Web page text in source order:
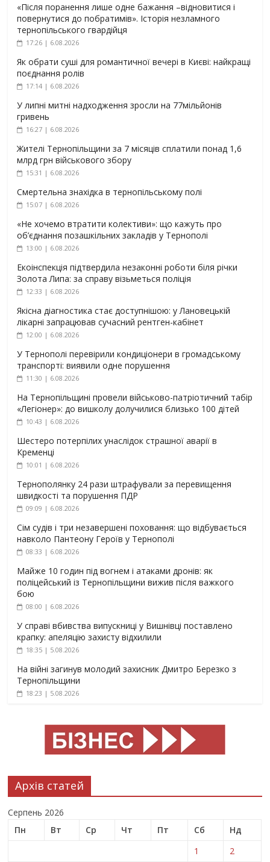
«Після поранення лише одне бажання –відновитися і
повернутися до побратимів». Історія незламного
тернопільського гвардійця
17:26 | 6.08.2026
Як обрати суші для романтичної вечері в Києві: найкращі
поєднання ролів
17:14 | 6.08.2026
У липні митні надходження зросли на 77мільйонів
гривень
16:27 | 6.08.2026
Жителі Тернопільщини за 7 місяців сплатили понад 1,6
млрд грн військового збору
15:31 | 6.08.2026
Смертельна знахідка в тернопільському полі
15:07 | 6.08.2026
«Не хочемо втратити колективи»: що кажуть про
об’єднання позашкільних закладів у Тернополі
13:00 | 6.08.2026
Екоінспекція підтвердила незаконні роботи біля річки
Золота Липа: за справу візьметься поліція
12:33 | 6.08.2026
Якісна діагностика стає доступнішою: у Лановецькій
лікарні запрацював сучасний рентген-кабінет
12:00 | 6.08.2026
У Тернополі перевірили кондиціонери в громадському
транспорті: виявили одне порушення
11:30 | 6.08.2026
На Тернопільщині провели військово-патріотичний табір
«Легіонер»: до вишколу долучилися близько 100 дітей
10:43 | 6.08.2026
Шестеро потерпілих унаслідок страшної аварії в
Кременці
10:01 | 6.08.2026
Тернополянку 24 рази штрафували за перевищення
швидкості та порушення ПДР
09:09 | 6.08.2026
Сім судів і три незавершені поховання: що відбувається
навколо Пантеону Героїв у Тернополі
08:33 | 6.08.2026
Майже 10 годин під вогнем і атаками дронів: як
поліцейський із Тернопільщини вижив після важкого
бою
08:00 | 6.08.2026
У справі вбивства випускниці у Вишнівці поставлено
крапку: апеляцію захисту відхилили
18:35 | 5.08.2026
На війні загинув молодий захисник Дмитро Березко з
Тернопільщини
18:23 | 5.08.2026
Архів статей
Серпень 2026
Пн
Вт Ср Чт Пт Сб
Нд
1
2